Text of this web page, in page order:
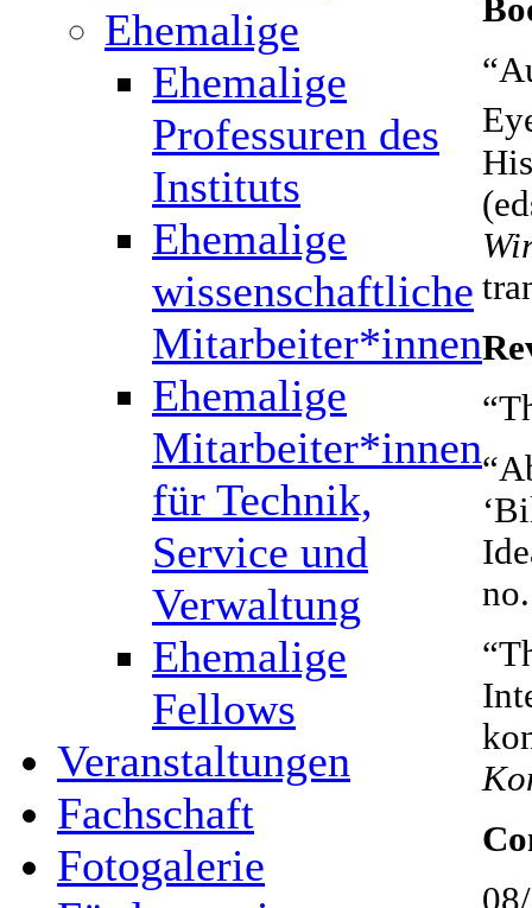
Ehemalige
Ehemalige
Professuren des
Instituts
Ehemalige
wissenschaftliche
Mitarbeiter*innen
Ehemalige
Mitarbeiter*innen
für Technik,
Service und
Verwaltung
Ehemalige
Fellows
Veranstaltungen
Fachschaft
Fotogalerie